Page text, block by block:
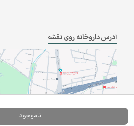
ناموجود
آدرس داروخانه روی نقشه